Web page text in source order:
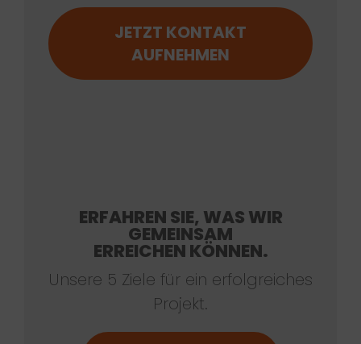
JETZT KONTAKT
AUFNEHMEN
ERFAHREN SIE, WAS WIR
GEMEINSAM
ERREICHEN KÖNNEN.
Unsere 5 Ziele für ein erfolgreiches
Projekt.